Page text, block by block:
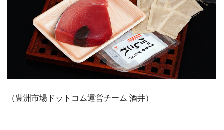
（豊洲市場ドットコム運営チーム 酒井）